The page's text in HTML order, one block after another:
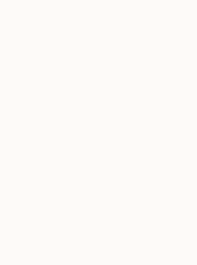
émet un signal
vider et nettoyer le
le bac à marc.
terminées, pensez
dans le
prête à être